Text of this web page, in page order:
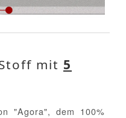
mit 5
"Agora", dem 100%